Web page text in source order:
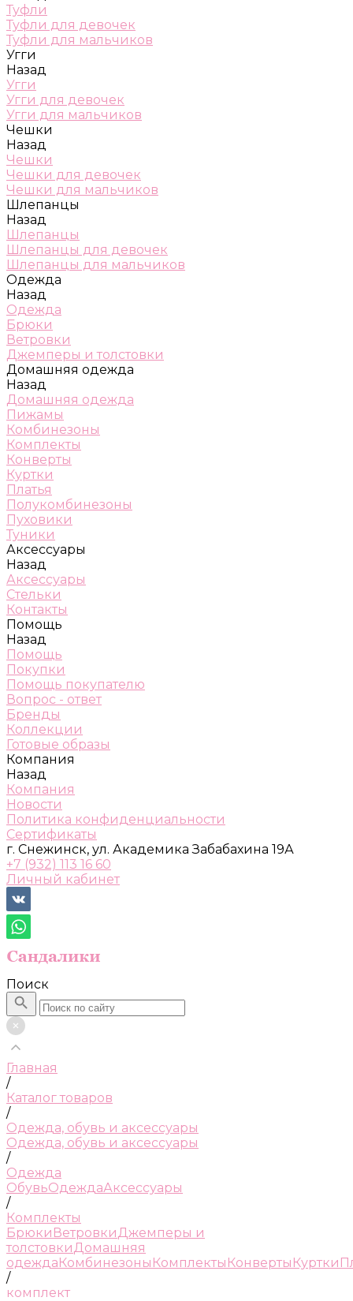
Туфли
Туфли для девочек
Туфли для мальчиков
Угги
Назад
Угги
Угги для девочек
Угги для мальчиков
Чешки
Назад
Чешки
Чешки для девочек
Чешки для мальчиков
Шлепанцы
Назад
Шлепанцы
Шлепанцы для девочек
Шлепанцы для мальчиков
Одежда
Назад
Одежда
Брюки
Ветровки
Джемперы и толстовки
Домашняя одежда
Назад
Домашняя одежда
Пижамы
Комбинезоны
Комплекты
Конверты
Куртки
Платья
Полукомбинезоны
Пуховики
Туники
Аксессуары
Назад
Аксессуары
Стельки
Контакты
Помощь
Назад
Помощь
Покупки
Помощь покупателю
Вопрос - ответ
Бренды
Коллекции
Готовые образы
Компания
Назад
Компания
Новости
Политика конфиденциальности
Сертификаты
г. Снежинск, ул. Академика Забабахина 19А
+7 (932) 113 16 60
Личный кабинет
Поиск
Главная
/
Каталог товаров
/
Одежда, обувь и аксессуары
Одежда, обувь и аксессуары
/
Одежда
ОбувьОдеждаАксессуары
/
Комплекты
Брюки ВетровкиДжемперы и
толстовкиДомашняя
одеждаКомбинезоны Комплекты Конверты Куртки
/
комплект